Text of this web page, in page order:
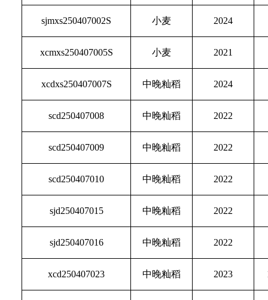
sjmxs250407002S 小麦 2024
xcmxs250407005S 小麦 2021
xcdxs250407007S 中晚籼稻 2024
scd250407008 中晚籼稻 2022
scd250407009 中晚籼稻 2022
scd250407010 中晚籼稻 2022
sjd250407015 中晚籼稻 2022
sjd250407016 中晚籼稻 2022
xcd250407023 中晚籼稻 2023